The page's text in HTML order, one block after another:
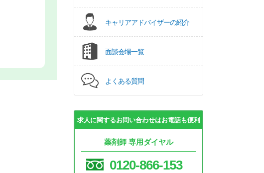
キャリアアドバイザーの紹介
面談会場一覧
よくある質問
求人に関するお問い合わせはお電話も便利
薬剤師 専用ダイヤル
0120-866-153